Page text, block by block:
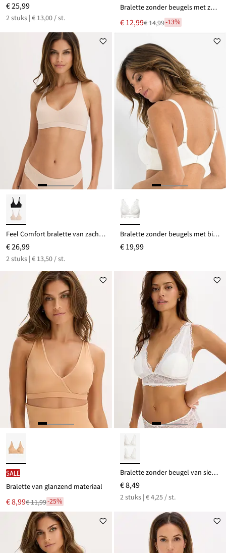
€ 25,99
2 stuks | € 13,00 / st.
Bralette zonder beugels met zachte voering en luipaardprint
Nu
voor
€ 12,99
Van € 14,99-13%
Feel Comfort bralette van zacht modal (set van 2)
€ 26,99
2 stuks | € 13,50 / st.
Bralette zonder beugels met biologisch katoen
€ 19,99
SALE
Bralette van glanzend materiaal
Nu
voor
€ 8,99
Van
€ 11,99
€ 11,99-25%
Bralette zonder beugel van sierlijk kant (set van 2)
€ 8,49
2 stuks | € 4,25 / st.